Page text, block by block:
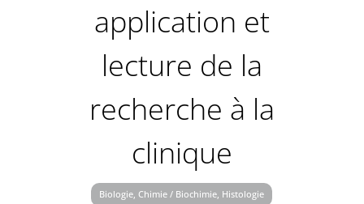
application et
lecture de la
recherche à la
clinique
Biologie, Chimie / Biochimie, Histologie